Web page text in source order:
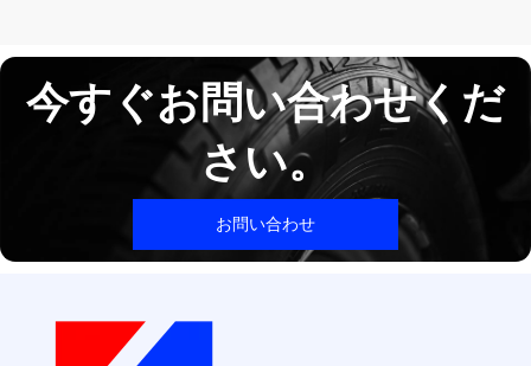
今すぐお問い合わせくだ
さい。
お問い合わせ